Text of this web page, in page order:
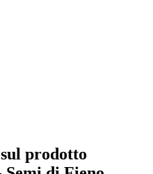
prodotto